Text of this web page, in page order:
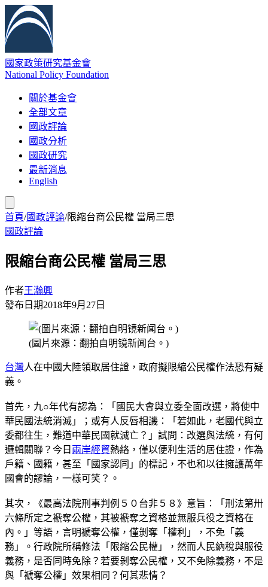
國家政策研究基金會
National Policy Foundation
關於基金會
全部文章
國政評論
國政分析
國政研究
最新消息
English
首頁/國政評論/限縮台商公民權 當局三思
國政評論
限縮台商公民權 當局三思
作者王瀚興
發布日期2018年9月27日
(圖片來源：翻拍自明镜新闻台。)
台灣人在中國大陸領取居住證，政府擬限縮公民權作法恐有疑
義。
首先，九○年代有認為：「國民大會與立委全面改選，將使中
華民國法統消滅」；或有人反唇相譏：「若如此，老國代與立
委都往生，難道中華民國就滅亡？」試問：改選與法統，有何
邏輯關聯？今日 兩岸經貿熱絡，僅以便利生活的居住證，作為
戶籍、國籍，甚至「國家認同」的標記，不也和以往擁護萬年
國會的謬論，一樣可笑？。
其次，《最高法院刑事判例５０台非５８》意旨：「刑法第卅
六條所定之褫奪公權，其被褫奪之資格並無服兵役之資格在
內。」等語，言明褫奪公權，僅剝奪「權利」，不免「義
務」。行政院所稱修法「限縮公民權」，然而人民納稅與服役
義務，是否同時免除？若要剝奪公民權，又不免除義務，不是
與「褫奪公權」效果相同？何其悲情？